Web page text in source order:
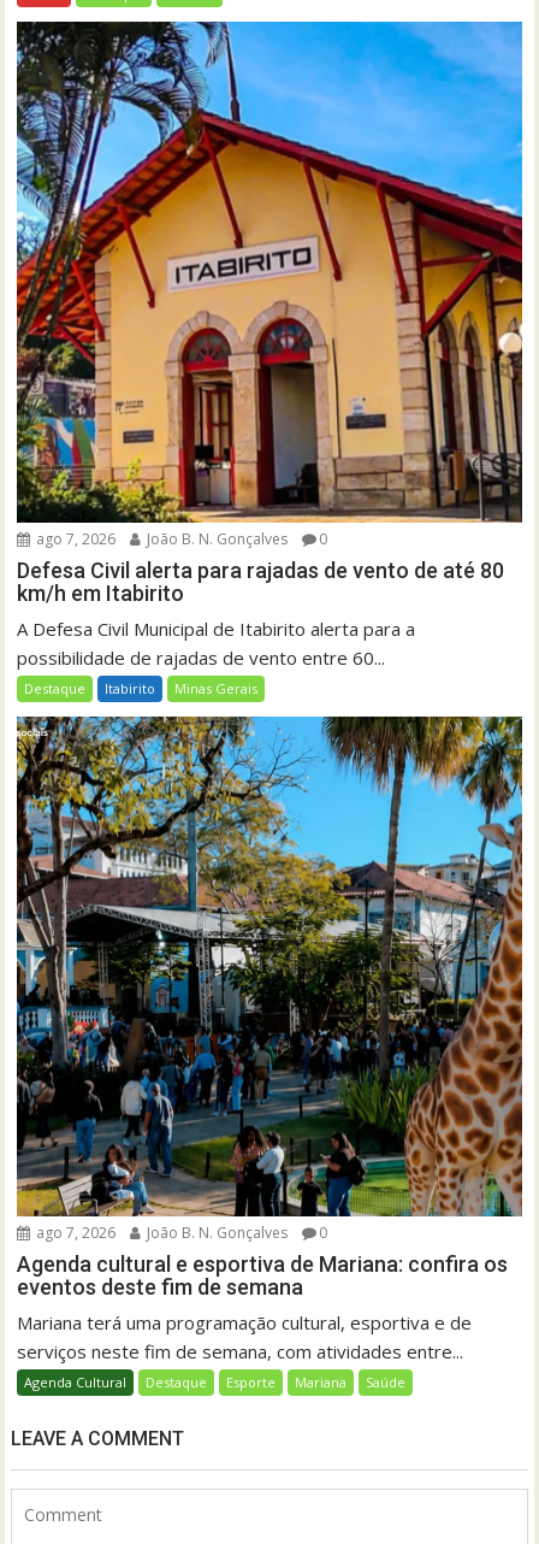
ago 7, 2026 João B. N. Gonçalves 0
Defesa Civil alerta para rajadas de vento de até 80
km/h em Itabirito
A Defesa Civil Municipal de Itabirito alerta para a
possibilidade de rajadas de vento entre 60...
Destaque Itabirito Minas Gerais
ago 7, 2026 João B. N. Gonçalves 0
Agenda cultural e esportiva de Mariana: confira os
eventos deste fim de semana
Mariana terá uma programação cultural, esportiva e de
serviços neste fim de semana, com atividades entre...
Agenda Cultural Destaque Esporte Mariana Saúde
LEAVE A COMMENT